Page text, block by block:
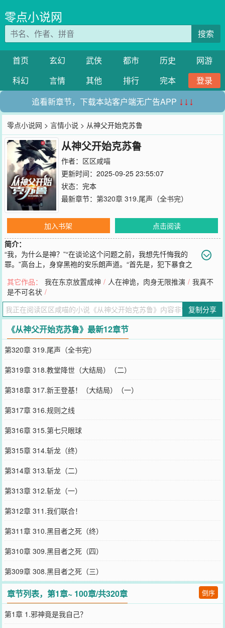
零点小说网
搜索
首页 玄幻 武侠 都市 历史
网游
科幻
言情 其他 排行 完本
登录
追看新章节，下载本站客户端无广告APP ↓↓↓
零点小说网 >言情小说 > 从神父开始克苏鲁
从神父开始克苏鲁
作者： 区区咸喵
更新时间：2025-09-25 23:55:07
状态：完本
最新章节： 第320章 319.尾声（全书完）
加入书架
点击阅读
简介：
“我，为什么是神？”“在谈论这个问题之前，我想先忏悔我的
罪。”高台上，身穿黑袍的安乐朗声道。“首先是，犯下暴食之
下懒惰之罪的我。”“广泛招收信徒，给予他们福报，为他们提供了从
工作中发掘出人生意义的机会。”“接着是，犯下色欲之罪的我。”“见神
赐的修女貌美，于是......”“犯下嫉妒之罪的我......”“犯下傲
您要是觉得《从神父开始克苏鲁》还不错的话请不要忘记向您QQ群和
微博微信里的朋友推荐哦！
其它作品： 我在东京放置成神 / 人在神诡，肉身无限推演 / 我真不
是不可名状 /
复制分享
《从神父开始克苏鲁》最新12章节
第320章 319.尾声（全书完）
第319章 318.教堂降世（大结局）（二）
第318章 317.新王登基！（大结局）（一）
第317章 316.规则之线
第316章 315.第七只眼球
第315章 314.斩龙（终）
第314章 313.斩龙（二）
第313章 312.斩龙（一）
第312章 311.我们联合！
第311章 310.黑目者之死（终）
第310章 309.黑目者之死（四）
第309章 308.黑目者之死（三）
章节列表，第1章~ 100章/共320章 倒序
第1章 1.邪神竟是我自己？